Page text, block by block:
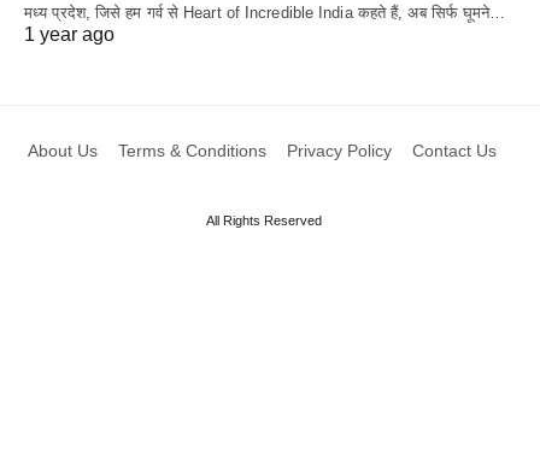
मध्य प्रदेश, जिसे हम गर्व से Heart of Incredible India कहते हैं, अब सिर्फ घूमने…
1 year ago
About Us Terms & Conditions Privacy Policy Contact Us
All Rights Reserved